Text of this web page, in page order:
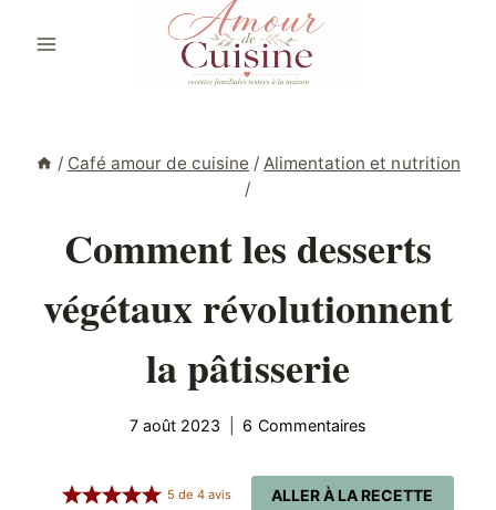
/ Café amour de cuisine / Alimentation et nutrition
/
Comment les desserts
végétaux révolutionnent
la pâtisserie
7 août 2023 6 Commentaires
ALLER À LA RECETTE
5 de4 avis